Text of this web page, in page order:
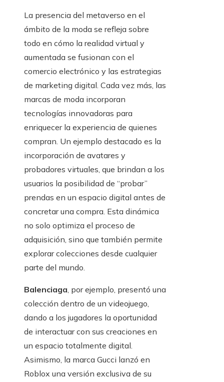
La presencia del metaverso en el
ámbito de la moda se refleja sobre
todo en cómo la realidad virtual y
aumentada se fusionan con el
comercio electrónico y las estrategias
de marketing digital. Cada vez más, las
marcas de moda incorporan
tecnologías innovadoras para
enriquecer la experiencia de quienes
compran. Un ejemplo destacado es la
incorporación de avatares y
probadores virtuales, que brindan a los
usuarios la posibilidad de “probar”
prendas en un espacio digital antes de
concretar una compra. Esta dinámica
no solo optimiza el proceso de
adquisición, sino que también permite
explorar colecciones desde cualquier
parte del mundo.
Balenciaga, por ejemplo, presentó una
colección dentro de un videojuego,
dando a los jugadores la oportunidad
de interactuar con sus creaciones en
un espacio totalmente digital.
Asimismo, la marca Gucci lanzó en
Roblox una versión exclusiva de su